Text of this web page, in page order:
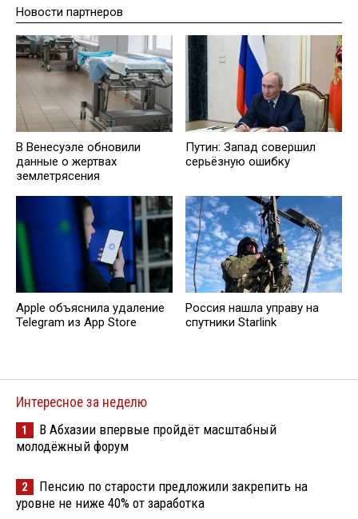
Новости партнеров
В Венесуэле обновили
данные о жертвах
землетрясения
Путин: Запад совершил
серьёзную ошибку
Apple объяснила удаление
Telegram из App Store
Россия нашла управу на
спутники Starlink
Интересное за неделю
1
В Абхазии впервые пройдёт масштабный
молодёжный форум
2
Пенсию по старости предложили закрепить на
уровне не ниже 40% от заработка